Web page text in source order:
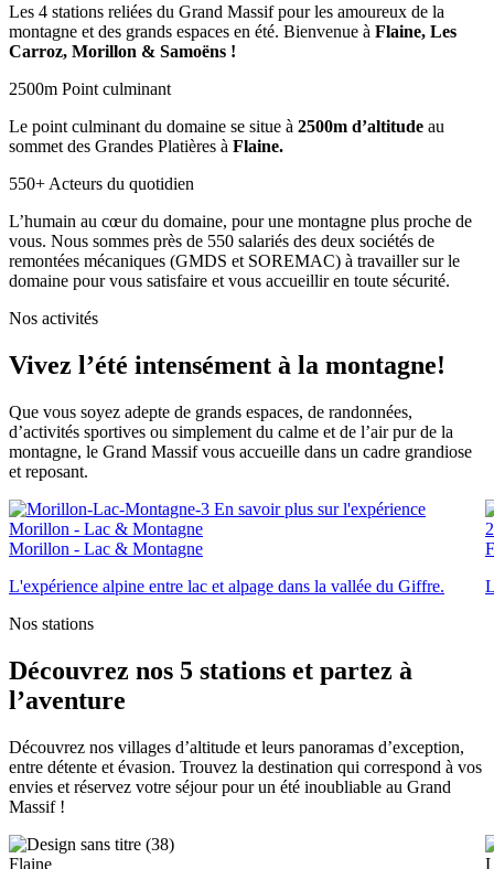
Les 4 stations reliées du Grand Massif pour les amoureux de la
montagne et des grands espaces en été. Bienvenue à Flaine, Les
Carroz, Morillon & Samoëns !
2500m Point culminant
Le point culminant du domaine se situe à 2500m d’altitude au
sommet des Grandes Platières à Flaine.
550+ Acteurs du quotidien
L’humain au cœur du domaine, pour une montagne plus proche de
vous. Nous sommes près de 550 salariés des deux sociétés de
remontées mécaniques (GMDS et SOREMAC) à travailler sur le
domaine pour vous satisfaire et vous accueillir en toute sécurité.
Nos activités
Vivez l’été intensément à la montagne!
Que vous soyez adepte de grands espaces, de randonnées,
d’activités sportives ou simplement du calme et de l’air pur de la
montagne, le Grand Massif vous accueille dans un cadre grandiose
et reposant.
En savoir plus sur l'expérience
Morillon - Lac & Montagne
Morillon - Lac & Montagne
L'expérience alpine entre lac et alpage dans la vallée du Giffre.
Nos stations
Découvrez nos 5 stations et partez à
l’aventure
Découvrez nos villages d’altitude et leurs panoramas d’exception,
entre détente et évasion. Trouvez la destination qui correspond à vos
envies et réservez votre séjour pour un été inoubliable au Grand
Massif !
Flaine